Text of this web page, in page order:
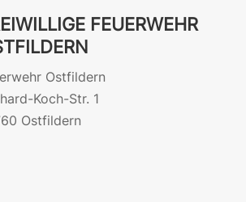
FEUERWEHR
Ostfildern
Koch-Str. 1
Ostfildern